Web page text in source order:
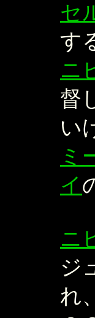
セ
す
ニ
督
い
ミ
イ
ニ
ジ
れ、